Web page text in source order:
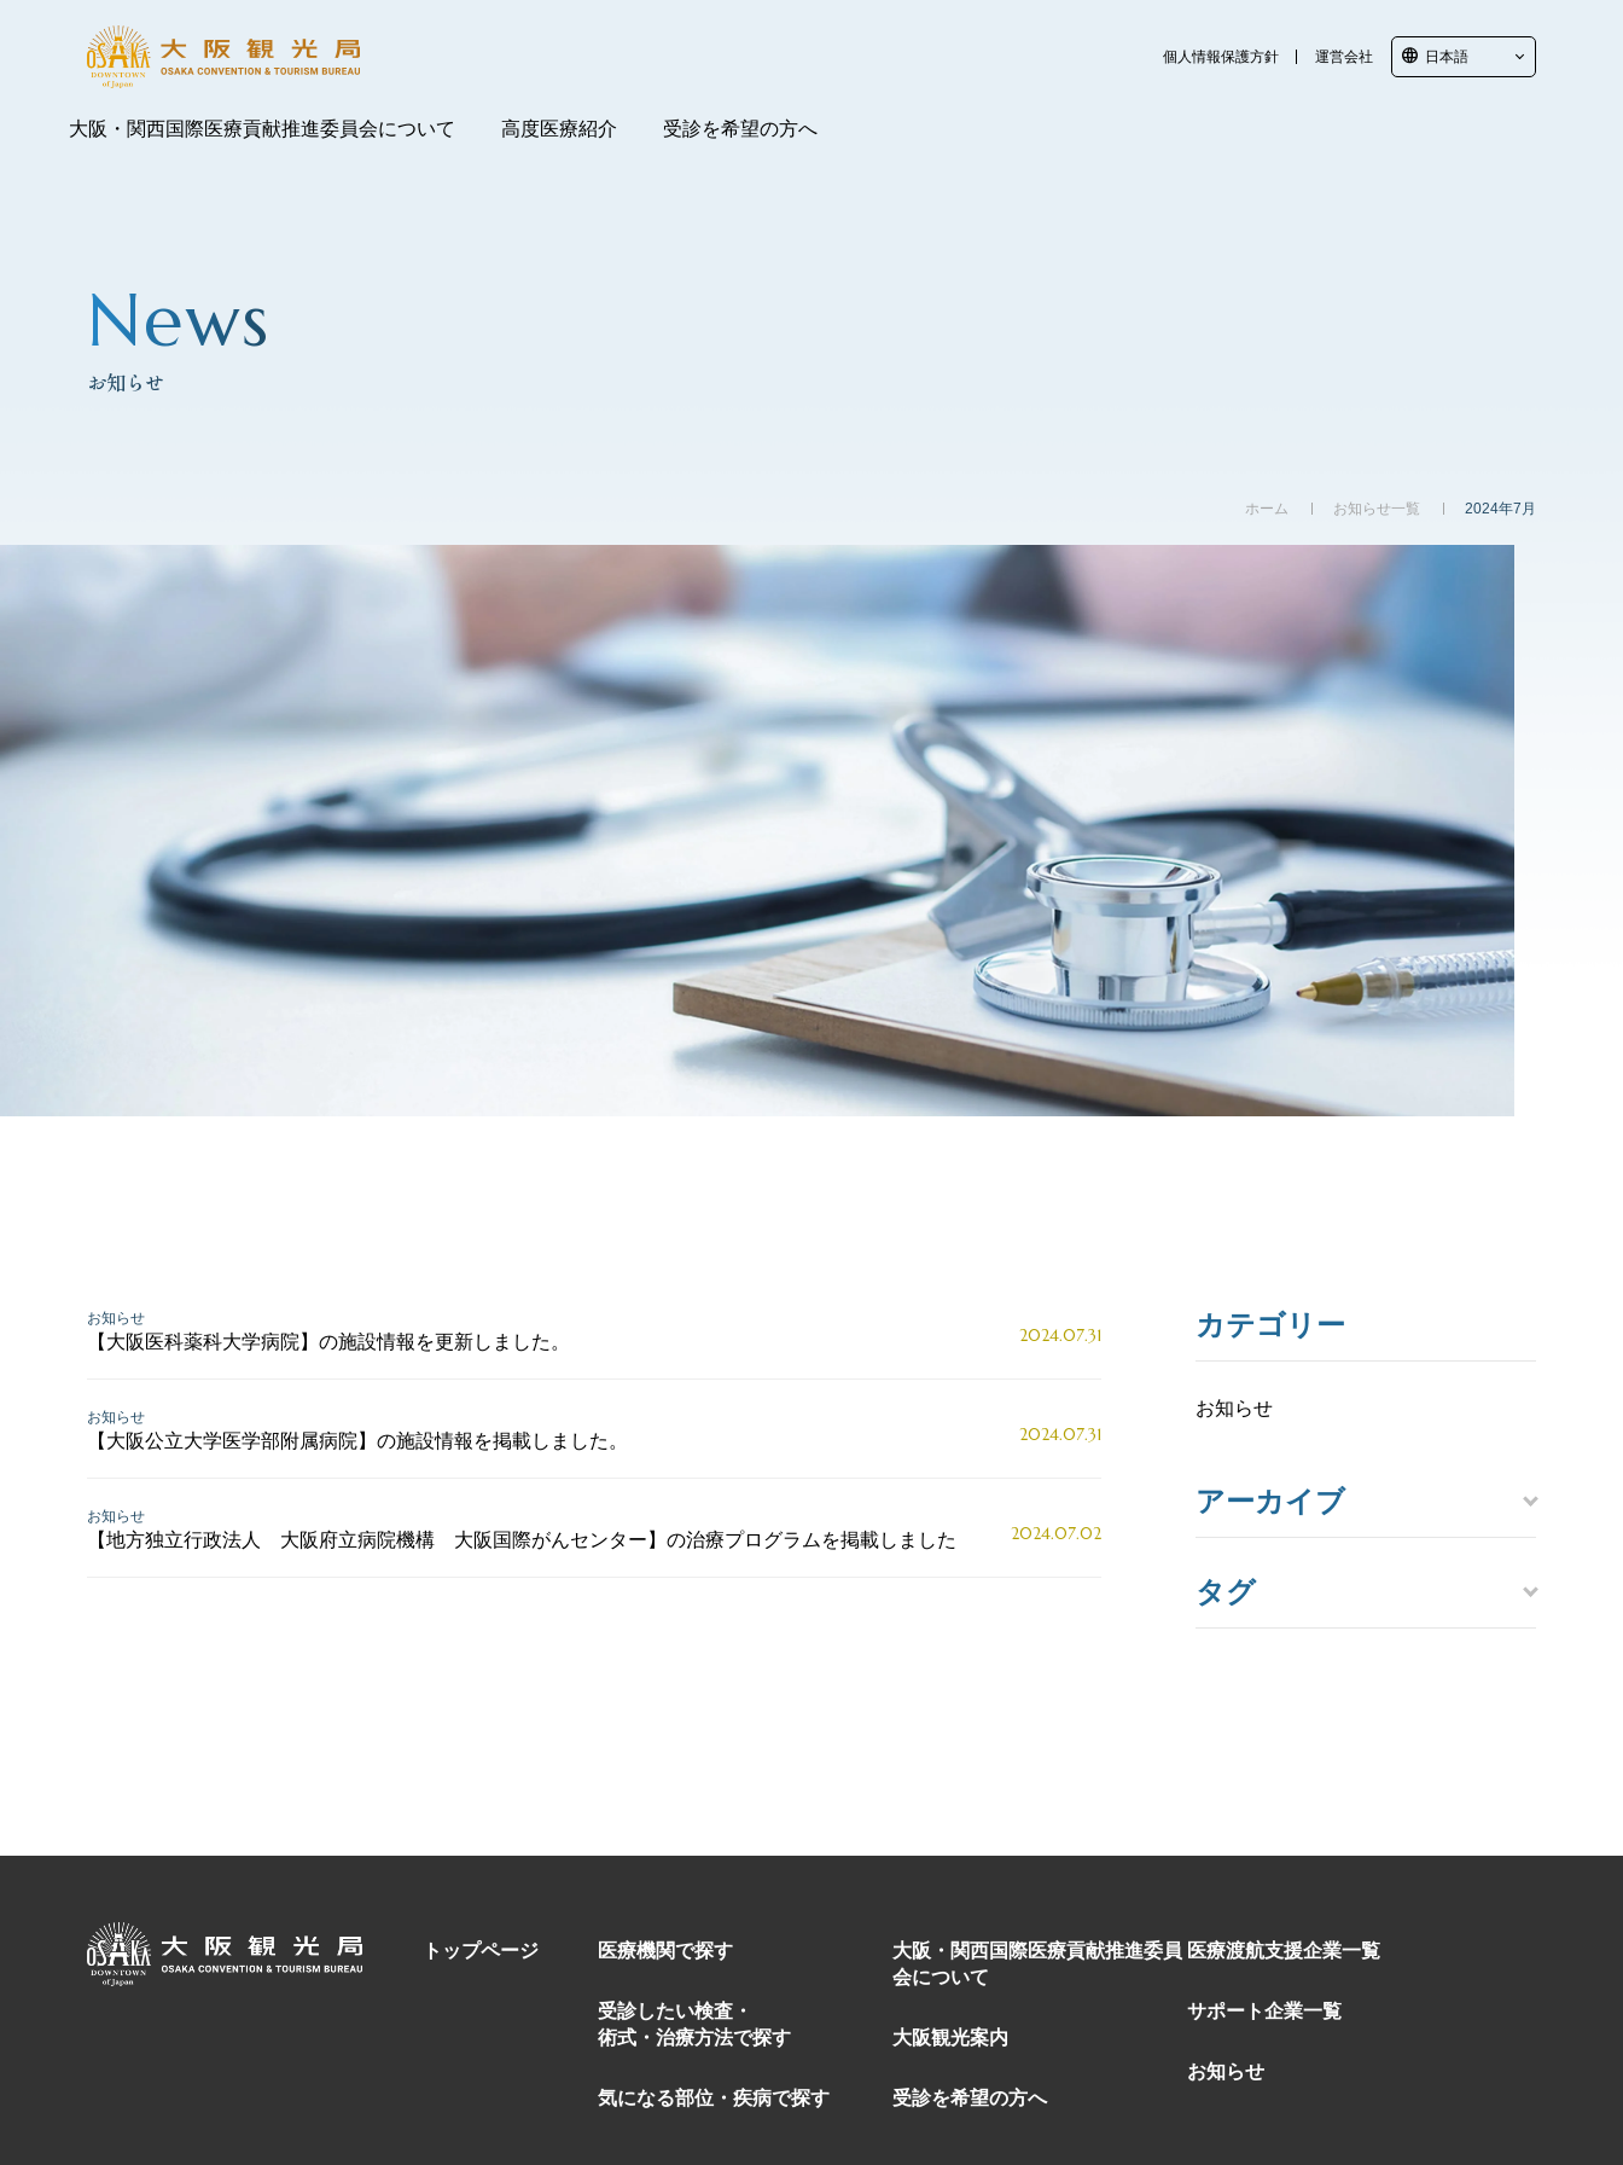
大阪・関西国際医療貢献推進委員会について 高度医療紹介 受診を希望の方へ
個人情報保護方針 運営会社 language 日本語
News
お知らせ
ホーム お知らせ一覧 2024年7月
お知らせ
2024.07.31
【大阪医科薬科大学病院】の施設情報を更新しました。
お知らせ
2024.07.31
【大阪公立大学医学部附属病院】の施設情報を掲載しました。
お知らせ
2024.07.02
【地方独立行政法人 大阪府立病院機構 大阪国際がんセンター】の治療プログラムを掲載しました
カテゴリー
お知らせ
アーカイブ
タグ
トップページ 医療機関で探す
受診したい検査・
術式・治療方法で探す
気になる部位・疾病で探す
大阪・関西国際医療貢献推進委員
会について
大阪観光案内
受診を希望の方へ
医療渡航支援企業一覧
サポート企業一覧
お知らせ